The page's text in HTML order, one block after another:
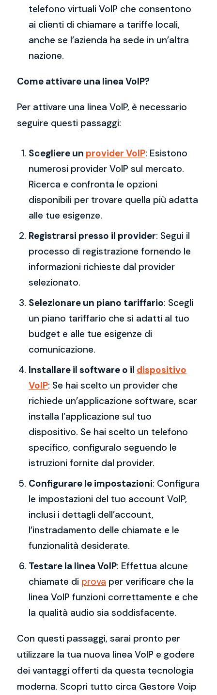
telefono virtuali VoIP che consentono
ai clienti di chiamare a tariffe locali,
anche se l’azienda ha sede in un’altra
nazione.
Come attivare una linea VoIP?
Per attivare una linea VoIP, è necessario
seguire questi passaggi:
Scegliere un provider VoIP: Esistono
numerosi provider VoIP sul mercato.
Ricerca e confronta le opzioni
disponibili per trovare quella più adatta
alle tue esigenze.
Registrarsi presso il provider: Segui il
processo di registrazione fornendo le
informazioni richieste dal provider
selezionato.
Selezionare un piano tariffario: Scegli
un piano tariffario che si adatti al tuo
budget e alle tue esigenze di
comunicazione.
Installare il software o il dispositivo
VoIP: Se hai scelto un provider che
richiede un’applicazione software, scar
installa l’applicazione sul tuo
dispositivo. Se hai scelto un telefono
specifico, configuralo seguendo le
istruzioni fornite dal provider.
Configurare le impostazioni: Configura
le impostazioni del tuo account VoIP,
inclusi i dettagli dell’account,
l’instradamento delle chiamate e le
funzionalità desiderate.
Testare la linea VoIP: Effettua alcune
chiamate di prova per verificare che la
linea VoIP funzioni correttamente e che
la qualità audio sia soddisfacente.
Con questi passaggi, sarai pronto per
utilizzare la tua nuova linea VoIP e godere
dei vantaggi offerti da questa tecnologia
moderna. Scopri tutto circa Gestore Voip